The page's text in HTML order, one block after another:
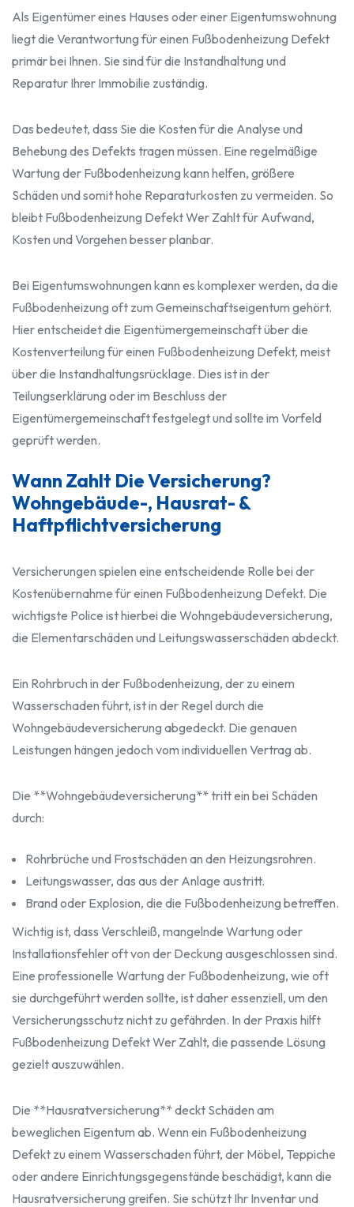
Als Eigentümer eines Hauses oder einer Eigentumswohnung
liegt die Verantwortung für einen Fußbodenheizung Defekt
primär bei Ihnen. Sie sind für die Instandhaltung und
Reparatur Ihrer Immobilie zuständig.
Das bedeutet, dass Sie die Kosten für die Analyse und
Behebung des Defekts tragen müssen. Eine regelmäßige
Wartung der Fußbodenheizung kann helfen, größere
Schäden und somit hohe Reparaturkosten zu vermeiden. So
bleibt Fußbodenheizung Defekt Wer Zahlt für Aufwand,
Kosten und Vorgehen besser planbar.
Bei Eigentumswohnungen kann es komplexer werden, da die
Fußbodenheizung oft zum Gemeinschaftseigentum gehört.
Hier entscheidet die Eigentümergemeinschaft über die
Kostenverteilung für einen Fußbodenheizung Defekt, meist
über die Instandhaltungsrücklage. Dies ist in der
Teilungserklärung oder im Beschluss der
Eigentümergemeinschaft festgelegt und sollte im Vorfeld
geprüft werden.
Wann Zahlt Die Versicherung?
Wohngebäude-, Hausrat- &
Haftpflichtversicherung
Versicherungen spielen eine entscheidende Rolle bei der
Kostenübernahme für einen Fußbodenheizung Defekt. Die
wichtigste Police ist hierbei die Wohngebäudeversicherung,
die Elementarschäden und Leitungswasserschäden abdeckt.
Ein Rohrbruch in der Fußbodenheizung, der zu einem
Wasserschaden führt, ist in der Regel durch die
Wohngebäudeversicherung abgedeckt. Die genauen
Leistungen hängen jedoch vom individuellen Vertrag ab.
Die **Wohngebäudeversicherung** tritt ein bei Schäden
durch:
Rohrbrüche und Frostschäden an den Heizungsrohren.
Leitungswasser, das aus der Anlage austritt.
Brand oder Explosion, die die Fußbodenheizung betreffen.
Wichtig ist, dass Verschleiß, mangelnde Wartung oder
Installationsfehler oft von der Deckung ausgeschlossen sind.
Eine professionelle Wartung der Fußbodenheizung, wie oft
sie durchgeführt werden sollte, ist daher essenziell, um den
Versicherungsschutz nicht zu gefährden. In der Praxis hilft
Fußbodenheizung Defekt Wer Zahlt, die passende Lösung
gezielt auszuwählen.
Die **Hausratversicherung** deckt Schäden am
beweglichen Eigentum ab. Wenn ein Fußbodenheizung
Defekt zu einem Wasserschaden führt, der Möbel, Teppiche
oder andere Einrichtungsgegenstände beschädigt, kann die
Hausratversicherung greifen. Sie schützt Ihr Inventar und